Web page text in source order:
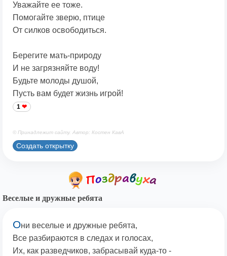
Уважайте ее тоже.
Помогайте зверю, птице
От силков освободиться.
Берегите мать-природу
И не загрязняйте воду!
Будьте молоды душой,
Пусть вам будет жизнь игрой!
1
© Принадлежит сайту. Автор: Костен КавА
Создать открытку
Веселые и дружные ребята
Они веселые и дружные ребята,
Все разбираются в следах и голосах,
Их, как разведчиков, забрасывай куда-то -